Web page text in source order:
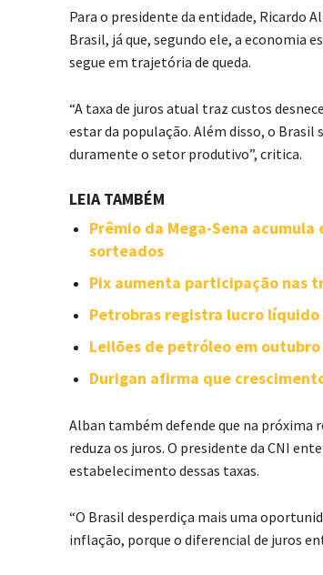
Para o presidente da entidade, Ricardo
Brasil, já que, segundo ele, a economia
segue em trajetória de queda.
“A taxa de juros atual traz custos
estar da população. Além disso, o Brasil
duramente o setor produtivo”, critica.
LEIA TAMBÉM
Prêmio da Mega-Sena
sorteados
Pix aumenta participação nas
Petrobras registra lucro
Leilões de petróleo em
Durigan afirma que
Alban também defende que na próxima
reduza os juros. O presidente da CNI
estabelecimento dessas taxas.
“O Brasil desperdiça mais uma
inflação, porque o diferencial de juros